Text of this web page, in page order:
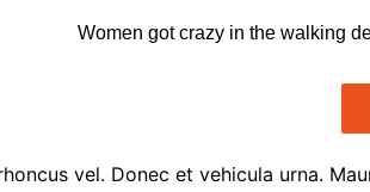
✦ 🌐 شات أميرتي مباشر |
💎 ✦
vel. Donec et vehicula urna.